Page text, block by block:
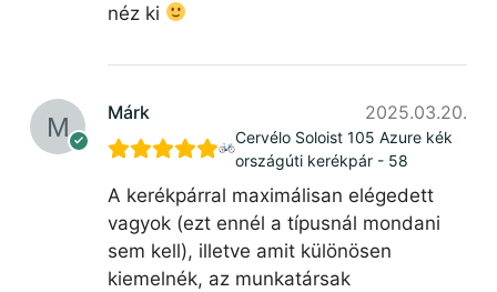
néz ki
Márk 2025.03.20.
Cervélo Soloist 105 Azure kék
országúti kerékpár - 58
A kerékpárral maximálisan elégedett
vagyok (ezt ennél a típusnál mondani
sem kell), illetve amit különösen
kiemelnék, az munkatársak